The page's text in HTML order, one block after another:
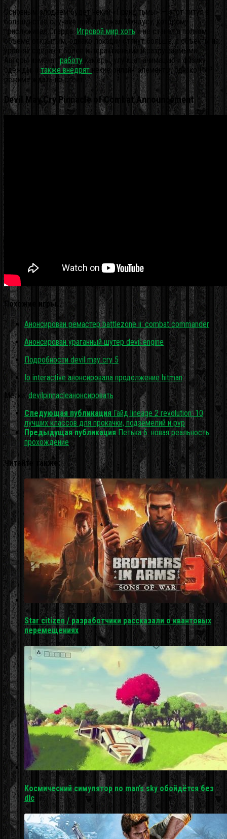
Основным злодеем будет некий «Принц тьмы» — этот титул в
большинстве случаев принадлежал Мундусу, которому
прислуживал Спарда. Игровой мир хоть и не станет в полном
объеме открытым, однако локации станут больше, а объекты на
уровнях сделают более интерактивными и разрушаемыми.
Авторы изменятработу камеры, улучшат анимацию и физику
одежды, атакже внедрят
некие онлайн-элементы, однако PvP-
режима ждать не стоит.
Devil May Cry Pinnacle of Combat Announcement
Похожие игры…
Анонсирован ремастер battlezone ii: combat commander
Анонсирован ураганный шутер devil engine
Подробности devil may cry 5
Io interactive анонсировала продолжение hitman
Метки: devilpinnacleанонсировать
Следующая публикация Гайд lineage 2 revolution: 10
лучших классов для прокачки, подземелий и pvp
Предыдущая публикация Петька 6: новая реальность:
прохождение
Читайте также:
Star citizen / разработчики рассказали о квантовых
перемещениях
Космический симулятор no man’s sky обойдётся без
dlc